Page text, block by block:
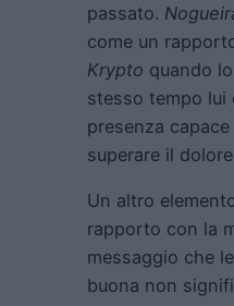
passato.
come un
Krypto quando
stesso tempo lui
presenza
superare il
Un altro
rapporto con la
messaggio che
buona non